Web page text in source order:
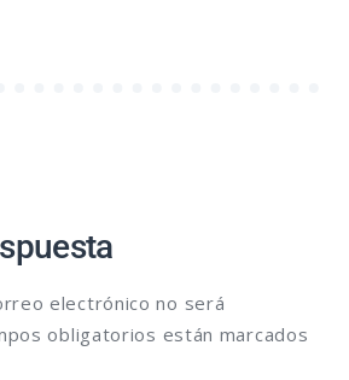
electrónico no será
obligatorios están marcados